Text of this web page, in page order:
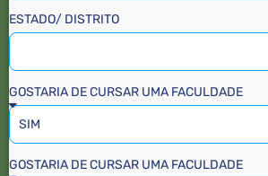
ESTADO/ DISTRITO
GOSTARIA DE CURSAR UMA FACULDADE
GOSTARIA DE CURSAR UMA FACULDADE